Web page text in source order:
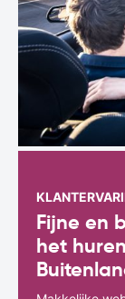
Fijne en
het